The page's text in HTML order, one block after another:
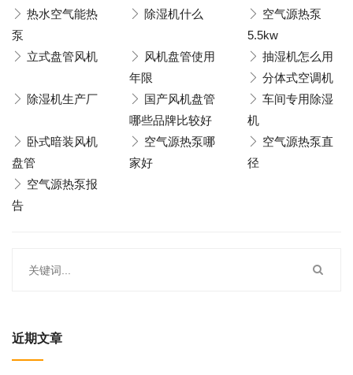
热水空气能热
泵
除湿机什么
空气源热泵
5.5kw
立式盘管风机
风机盘管使用
年限
抽湿机怎么用
分体式空调机
除湿机生产厂
国产风机盘管
哪些品牌比较好
车间专用除湿
机
卧式暗装风机
盘管
空气源热泵哪
家好
空气源热泵直
径
空气源热泵报
告
近期文章